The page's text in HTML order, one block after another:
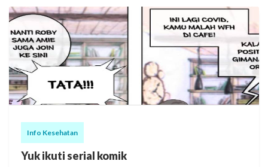
dialami maupun yang diamati oleh para karyawan.
Dengan adanya penghargaan AKHLAK ini, diharapkan
dapat meningkatkan semangat insan Yakes Telkom
dalam memberikan layanan Kesehatan kepada
pesertanya dan dapat menerapkan Core Value AKHLAK
dalam keseharian. (Jaka/red01)
karakteristiknya yang jauh lebih menular. Oleh karena itu
penting untuk terus menggalakan prokes 5M dan
vaksinasi serta menggalakan pembatasan mobilitas.
Untuk itu, Yakes-Telkom menyediakan buku Panduan
Mengatasi Covid-19 (Updated Juli 2021) yang dapat di
download melalui link berikut : Download Buku
PANDUAN MENGATASI COVID-19
Info Kesehatan
Yuk ikuti serial komik